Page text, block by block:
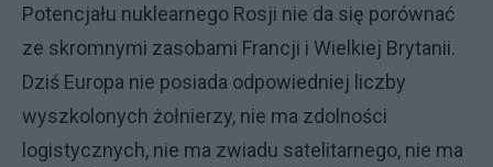
Potencjału nuklearnego Rosji nie da się porównać
ze skromnymi zasobami Francji i Wielkiej Brytanii.
Dziś Europa nie posiada odpowiedniej liczby
wyszkolonych żołnierzy, nie ma zdolności
logistycznych, nie ma zwiadu satelitarnego, nie ma